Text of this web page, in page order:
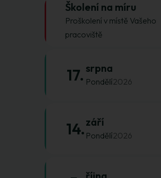
Školení na míru
Proškolení v místě Vašeho
pracoviště
17. srpna
Pondělí2026
14.září
Pondělí2026
října